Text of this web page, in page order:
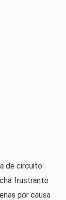
de circuito
frustrante
por causa